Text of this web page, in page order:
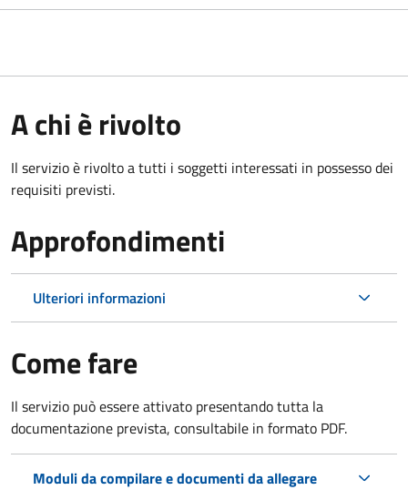
A chi è rivolto
Il servizio è rivolto a tutti i soggetti interessati in possesso dei
requisiti previsti.
Approfondimenti
Ulteriori informazioni
Come fare
Il servizio può essere attivato presentando tutta la
documentazione prevista, consultabile in formato PDF.
Moduli da compilare e documenti da allegare